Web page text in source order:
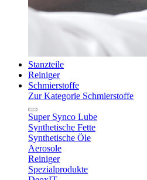
Stanzteile
Reiniger
Schmierstoffe
Zur Kategorie Schmierstoffe
Super Synco Lube
Synthetische Fette
Synthetische Öle
Aerosole
Reiniger
Spezialprodukte